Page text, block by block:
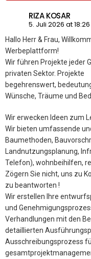
RIZA KOSAR
5. Juli 2026 at 18:26
Hallo Herr & Frau,
Werbeplattform!
Wir führen Projekte jeder
privaten Sektor. Projekte
begehrenswert,
Wünsche, Träume und
Wir erwecken Ideen zum
Wir bieten umfassende
Baumethoden,
Landnutzungsplanung,
Telefon), wohnbeihilfen,
Zögern Sie nicht, uns zu
zu beantworten !
Wir erstellen Ihre
und
Verhandlungen mit den
detaillierten
Ausschreibungsprozess